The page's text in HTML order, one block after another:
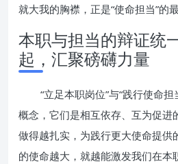
就大我的胸襟，正是“使命担当”的最
本职与担当的辩证统
起，汇聚磅礴力量
“立足本职岗位”与“践行使命
概念，它们是相互依存、互为促进
做得越扎实，为践行更大使命提供
的使命越大，就越能激发我们在本